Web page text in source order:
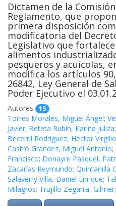
Dictamen de la
Reglamento, que
primera disposición
modificatoria del
Legislativo que
alimentos
pesqueros y acuícolas,
modifica los artículos
26842, Ley General de
Poder Ejecutivo el
Autores 15
Torres Morales, Miguel Ángel;
Javier; Beteta Rubín, Karina Juliza;
Becerril Rodríguez, Héctor Virgilio
Castro Grández, Miguel Antonio;
Francisco; Donayre Pasquel,
Zacarías Reymundo; Quintanilla
Salaverry Villa, Daniel Enrique;
Milagros; Trujillo Zegarra, Gilmer;